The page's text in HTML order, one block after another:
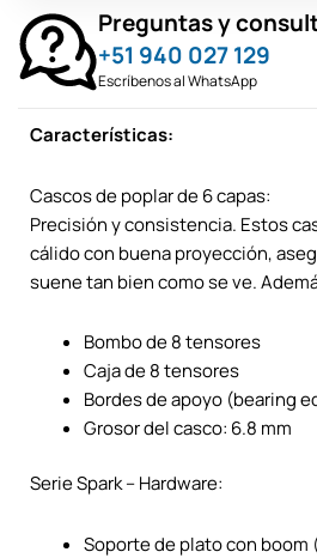
Preguntas y
+51 940 027 129
Escríbenos al WhatsApp
Características:
Cascos de poplar de 6 capas:
Precisión y consistencia. Estos
cálido con buena proyección,
suene tan bien como se ve.
Bombo de 8 tensores
Caja de 8 tensores
Bordes de apoyo (bearing
Grosor del casco: 6.8 mm
Serie Spark – Hardware:
Soporte de plato con boom